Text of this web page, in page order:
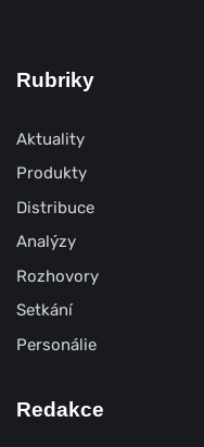
Rubriky
Aktuality
Produkty
Distribuce
Analýzy
Rozhovory
Setkání
Personálie
Redakce